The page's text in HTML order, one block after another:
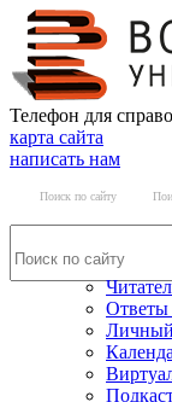
Телефон для
карта сайта
написать нам
Поиск по сайту
Ответы